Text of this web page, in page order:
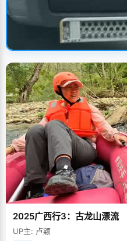
UP主: 卢颖
• 2025/7/21
2025广西行3：古龙山漂流
UP主: 卢颖